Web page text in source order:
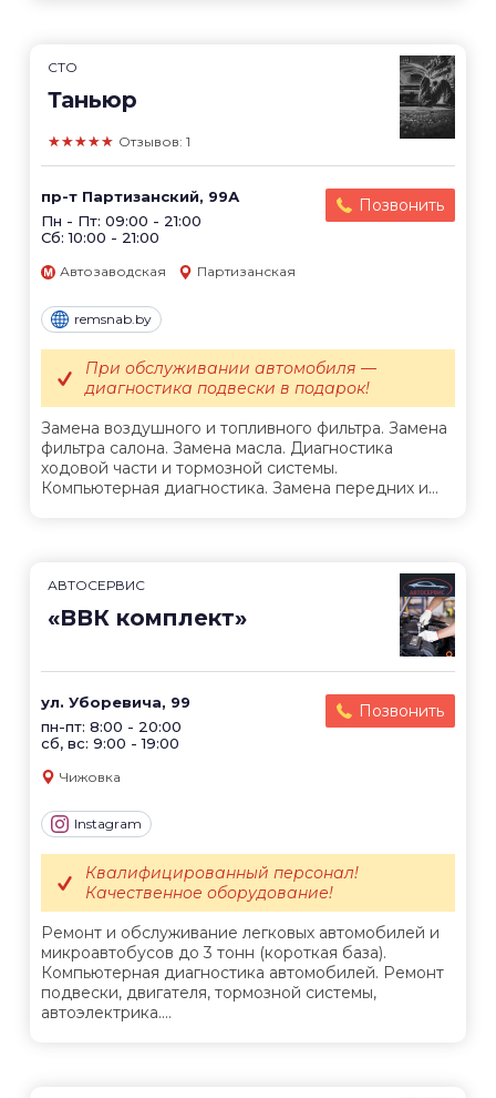
СТО
Таньюр
★★★★★ Отзывов: 1
пр-т Партизанский, 99А
Пн - Пт: 09:00 - 21:00
Сб: 10:00 - 21:00
Позвонить
Автозаводская Партизанская
remsnab.by
Замена воздушного и топливного фильтра. Замена
фильтра салона. Замена масла. Диагностика
ходовой части и тормозной системы.
Компьютерная диагностика. Замена передних и...
При обслуживании автомобиля —
диагностика подвески в подарок!
АВТОСЕРВИС
«ВВК комплект»
ул. Уборевича, 99
пн-пт: 8:00 - 20:00
сб, вс: 9:00 - 19:00
Позвонить
Чижовка
Instagram
Ремонт и обслуживание легковых автомобилей и
микроавтобусов до 3 тонн (короткая база).
Компьютерная диагностика автомобилей. Ремонт
подвески, двигателя, тормозной системы,
автоэлектрика....
Квалифицированный персонал!
Качественное оборудование!